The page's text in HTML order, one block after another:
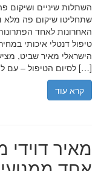
שתחליטו שיקום פה מלא
האחרונות לאחד
טיפול דנטלי איכותי
הישראלי מאיר שביט,
לסיום הטיפול – עם ליווי מלא בעברית […]
קרא עוד
מאיר